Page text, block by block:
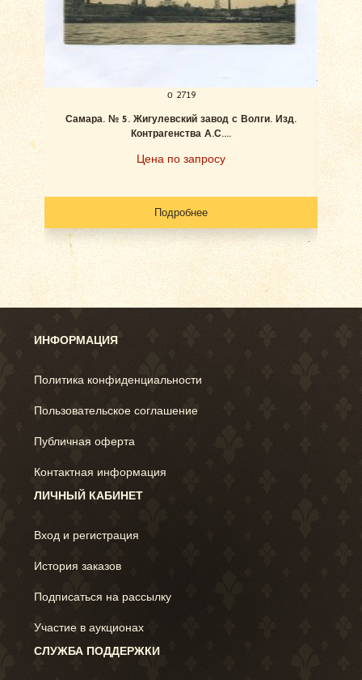
о 2719
Самара. № 5. Жигулевский завод с Волги. Изд.
Контрагенства А.С....
Цена по запросу
Подробнее
ИНФОРМАЦИЯ
Политика конфиденциальности
Пользовательское соглашение
Публичная оферта
Контактная информация
ЛИЧНЫЙ КАБИНЕТ
Вход и регистрация
История заказов
Подписаться на рассылку
Участие в аукционах
СЛУЖБА ПОДДЕРЖКИ